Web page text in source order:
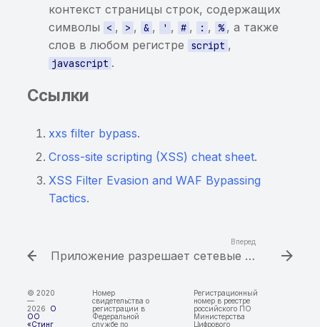
использование
пользовательских
клавиатур
чувствительная
энтропийным анализом
Чувствительная
информация в
исполняемом файле
сторонних сервисов в
открытом виде
Построен граф для трасс
вызовов
контекст страницы строк, содержащих
символы
< , > , & , ' , # , : , % , а также
слов в любом регистре
script ,
javascript .
Ссылки
xxs filter bypass.
Cross-site scripting (XSS) cheat sheet.
XSS Filter Evasion and WAF Bypassing
Tactics.
Вперед
Приложение разрешает сетевые соединения по протоколу HTTP
© 2020
—
2026 О
ОО
«Стинг
Номер
свидетельства о
регистрации в
Федеральной
службе по
Регистрационный
номер в реестре
российского ПО
Министерства
Цифрового